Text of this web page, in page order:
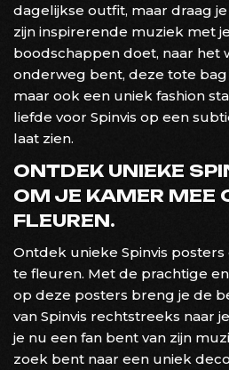
dagelijkse outfit, maar draag
zijn inspirerende muziek met
boodschappen doet, naar het
onderweg bent, deze tote
maar ook een uniek fashion
liefde voor Spinvis op een
laat zien.
ONTDEK UNIEKE
OM JE KAMER MEE
FLEUREN.
Ontdek unieke Spinvis
te fleuren. Met de prachtige
op deze posters breng je de
van Spinvis rechtstreeks naar
je nu een fan bent van zijn
zoek bent naar een uniek